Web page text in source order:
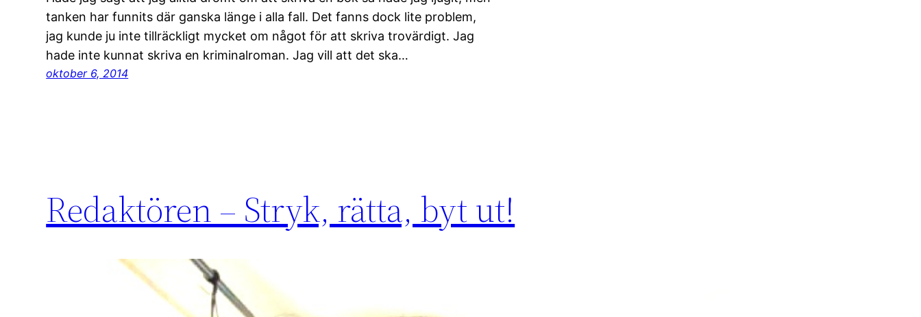
tanken har funnits där ganska länge i alla fall. Det fanns dock lite problem,
jag kunde ju inte tillräckligt mycket om något för att skriva trovärdigt. Jag
hade inte kunnat skriva en kriminalroman. Jag vill att det ska…
oktober 6, 2014
Redaktören – Stryk, rätta, byt ut!